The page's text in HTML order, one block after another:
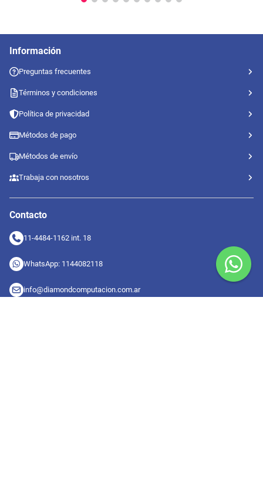
Información
Preguntas frecuentes
Términos y condiciones
Política de privacidad
Métodos de pago
Métodos de envío
Trabaja con nosotros
Contacto
11-4484-1162 int. 18
WhatsApp: 1144082118
info@diamondcomputacion.com.ar